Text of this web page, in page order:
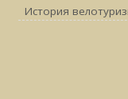
История